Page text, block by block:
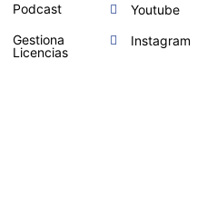
Podcast
Gestiona
Licencias
Youtube
Instagram